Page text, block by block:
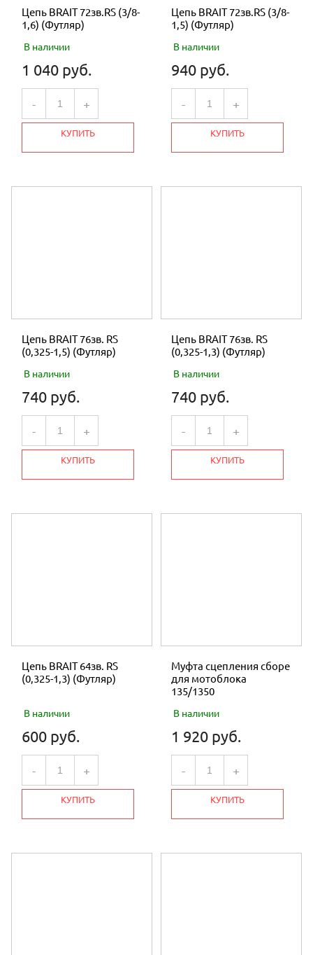
Цепь BRAIT 72зв.RS (3/8-
1,6) (Футляр)
В наличии
1 040 руб.
- +
КУПИТЬ
Цепь BRAIT 72зв.RS (3/8-
1,5) (Футляр)
В наличии
940 руб.
- +
КУПИТЬ
Цепь BRAIT 76зв. RS
(0,325-1,5) (Футляр)
В наличии
740 руб.
- +
КУПИТЬ
Цепь BRAIT 76зв. RS
(0,325-1,3) (Футляр)
В наличии
740 руб.
- +
КУПИТЬ
Цепь BRAIT 64зв. RS
(0,325-1,3) (Футляр)
В наличии
600 руб.
- +
КУПИТЬ
Муфта сцепления сборе
для мотоблока
135/1350
В наличии
1 920 руб.
- +
КУПИТЬ